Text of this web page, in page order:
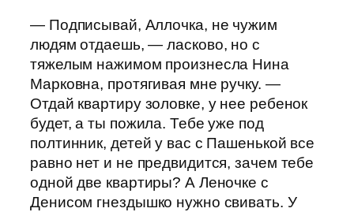
— Подписывай, Аллочка, не чужим
людям отдаешь, — ласково, но с
тяжелым нажимом произнесла Нина
Марковна, протягивая мне ручку. —
Отдай квартиру золовке, у нее ребенок
будет, а ты пожила. Тебе уже под
полтинник, детей у вас с Пашенькой все
равно нет и не предвидится, зачем тебе
одной две квартиры? А Леночке с
Денисом гнездышко нужно свивать. У